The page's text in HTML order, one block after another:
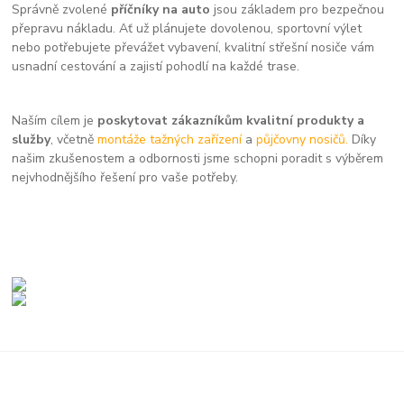
Správně zvolené příčníky na auto jsou základem pro bezpečnou
přepravu nákladu. Ať už plánujete dovolenou, sportovní výlet
nebo potřebujete převážet vybavení, kvalitní střešní nosiče vám
usnadní cestování a zajistí pohodlí na každé trase.
Naším cílem je poskytovat zákazníkům kvalitní produkty a
služby, včetněmontáže tažných zařízení apůjčovny nosičů. Díky
našim zkušenostem a odbornosti jsme schopni poradit s výběrem
nejvhodnějšího řešení pro vaše potřeby.